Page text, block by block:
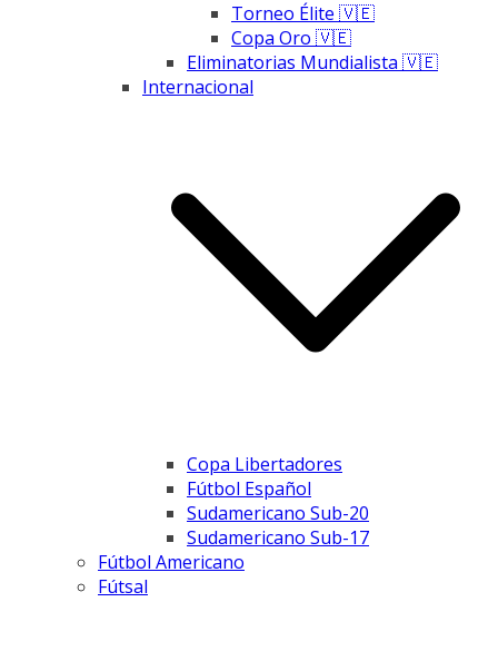
Torneo Élite 🇻🇪
Copa Oro 🇻🇪
Eliminatorias Mundialista 🇻🇪
Internacional
Copa Libertadores
Fútbol Español
Sudamericano Sub-20
Sudamericano Sub-17
Fútbol Americano
Fútsal